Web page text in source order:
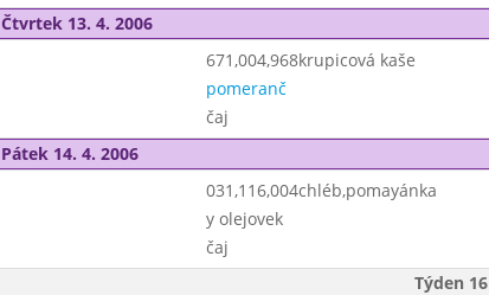
Čtvrtek 13. 4. 2006
671,004,968krupicová kaše
pomeranč
čaj
Pátek 14. 4. 2006
031,116,004chléb,pomayánka
y olejovek
čaj
Týden 16